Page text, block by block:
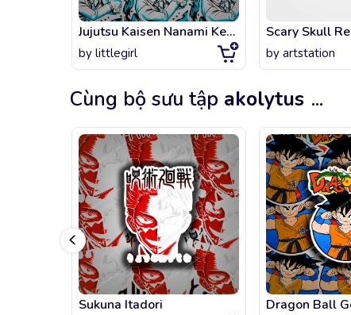
Jujutsu Kaisen Nanami Kento
by littlegirl
Scary Skull
by artstation
Cùng bộ sưu tập akolytus ...
Sukuna Itadori Dragon Ball